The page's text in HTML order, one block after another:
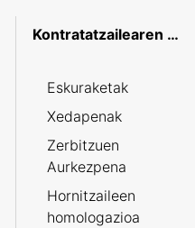
Kontratatzailearen profila
Eskuraketak
Xedapenak
Zerbitzuen
Aurkezpena
Hornitzaileen
homologazioa